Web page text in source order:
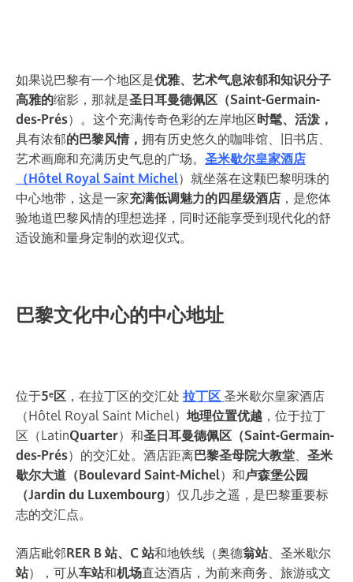
如果说巴黎有一个地区是优雅、艺术气息浓郁和知识分子
高雅的缩影，那就是圣日耳曼德佩区（Saint-Germain-
des-Prés）。这个充满传奇色彩的左岸地区时髦、活泼，
具有浓郁的巴黎风情， 拥有历史悠久的咖啡馆、旧书店、
艺术画廊和充满历史气息的广场。 圣米歇尔皇家酒店
（Hôtel Royal Saint Michel）就坐落在这颗巴黎明珠的
中心地带，这是一家充满低调魅力的四星级酒店 ，是您体
验地道巴黎风情的理想选择，同时还能享受到现代化的舒
适设施和量身定制的欢迎仪式。
巴黎文化中心的中心地址
位于5ᵉ区 ，在拉丁区的交汇处 拉丁区圣米歇尔皇家酒店
（Hôtel Royal Saint Michel） 地理位置优越 ，位于拉丁
区（LatinQuarter）和圣日耳曼德佩区（Saint-Germain-
des-Prés）的交汇处。酒店距离巴黎圣母院大教堂、 圣米
歇尔大道（Boulevard Saint-Michel）和卢森堡公园
（Jardin du Luxembourg）仅几步之遥，是巴黎重要标
志的交汇点。
酒店毗邻RER B 站、C 站和地铁线（奥德翁站、圣米歇尔
站），可从车站和机场直达酒店，为前来商务、旅游或文